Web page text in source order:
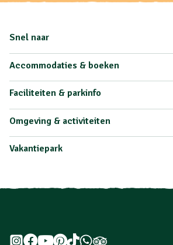
Snel naar
Accommodaties & boeken
Faciliteiten & parkinfo
Omgeving & activiteiten
Vakantiepark